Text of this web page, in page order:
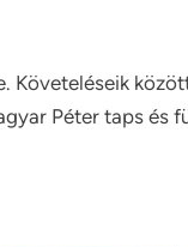
Követeléseik
Péter taps és